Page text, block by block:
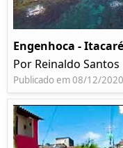
Engenhoca -
Por Reinaldo Santos
Publicado em 08/12/2020